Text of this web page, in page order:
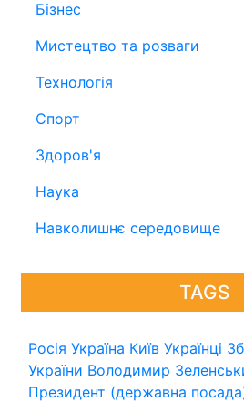
Бізнес
Мистецтво та розваги
Технологія
Спорт
Здоров'я
Наука
Навколишнє середовище
TAGS
Росія Україна Київ Українці
України Володимир
Президент (державна